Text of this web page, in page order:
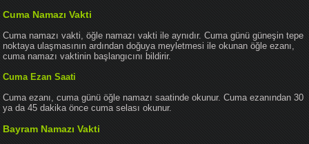
Cuma Namazı Vakti
Cuma namazı vakti, öğle namazı vakti ile aynıdır. Cuma günü güneşin tepe
noktaya ulaşmasının ardından doğuya meyletmesi ile okunan öğle ezanı,
cuma namazı vaktinin başlangıcını bildirir.
Cuma Ezan Saati
Cuma ezanı, cuma günü öğle namazı saatinde okunur. Cuma ezanından 30
ya da 45 dakika önce cuma selası okunur.
Bayram Namazı Vakti